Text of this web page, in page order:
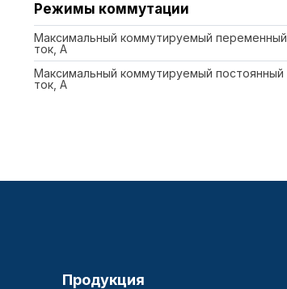
Режимы коммутации
Максимальный коммутируемый переменный
ток, А
Максимальный коммутируемый постоянный
ток, А
Продукция